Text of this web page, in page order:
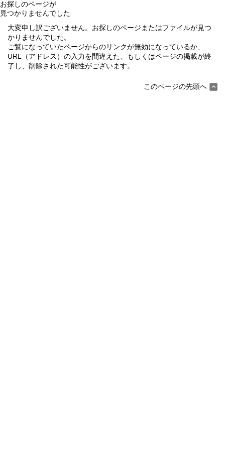
お探しのページが
見つかりませんでした
大変申し訳ございません。お探しのページまたはファイルが見つ
かりませんでした。
ご覧になっていたページからのリンクが無効になっているか、
URL（アドレス）の入力を間違えた、もしくはページの掲載が終
了し、削除された可能性がございます。
このページの先頭へ